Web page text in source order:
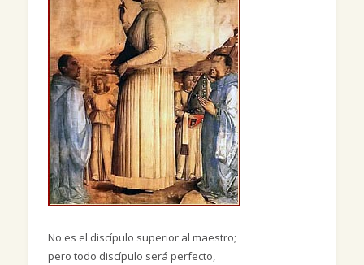
No es el discípulo superior al maestro;
pero todo discípulo será perfecto,